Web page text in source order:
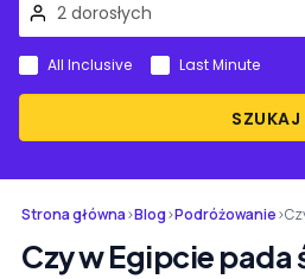
SZUKAJ
All Inclusive Last Minute
Strona główna›Blog›Podróżowanie›
Czy w Egipcie pada